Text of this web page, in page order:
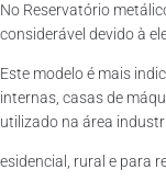
No Reservatório
considerável devido à
Este modelo é mais
internas, casas de
utilizado na área
esidencial, rural e para